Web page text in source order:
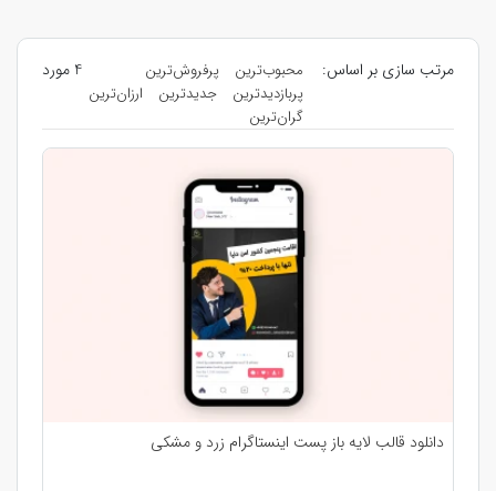
مرتب سازی بر اساس: محبوب‌ترین
پرفروش‌ترین
پربازدیدترین
جدیدترین
ارزان‌ترین
گران‌ترین
4 مورد
دانلود قالب لایه باز پست اینستاگرام زرد و مشکی